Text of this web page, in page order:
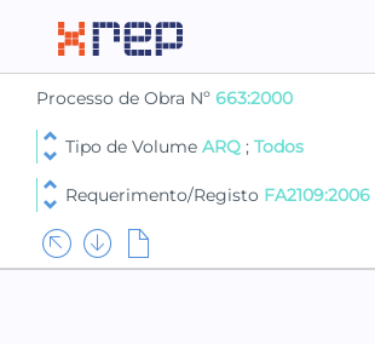
Processo de Obra Nº 663:2000
Tipo de Volume ARQ ; Todos
Requerimento/Registo FA2109:2006